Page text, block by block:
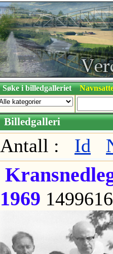
Søke i billedgalleriet
Billedgalleri
Antall : Id
1969